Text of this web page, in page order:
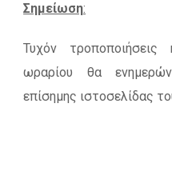
Σημείωση:
Τυχόν τροποποιήσεις
ωραρίου θα
επίσημης ιστοσελίδας